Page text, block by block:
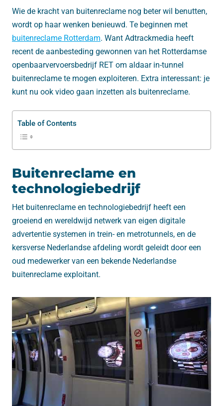
Wie de kracht van buitenreclame nog beter wil benutten,
wordt op haar wenken benieuwd. Te beginnen met
buitenreclame Rotterdam. Want Adtrackmedia heeft
recent de aanbesteding gewonnen van het Rotterdamse
openbaarvervoersbedrijf RET om aldaar in-tunnel
buitenreclame te mogen exploiteren. Extra interessant: je
kunt nu ook video gaan inzetten als buitenreclame.
Table of Contents
Buitenreclame en
technologiebedrijf
Het buitenreclame en technologiebedrijf heeft een
groeiend en wereldwijd netwerk van eigen digitale
advertentie systemen in trein- en metrotunnels, en de
kersverse Nederlandse afdeling wordt geleidt door een
oud medewerker van een bekende Nederlandse
buitenreclame exploitant.